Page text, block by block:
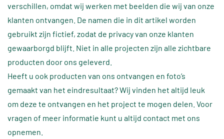
verschillen, omdat wij werken met beelden die wij van onze
klanten ontvangen. De namen die in dit artikel worden
gebruikt zijn fictief, zodat de privacy van onze klanten
gewaarborgd blijft. Niet in alle projecten zijn alle zichtbare
producten door ons geleverd.
Heeft u ook producten van ons ontvangen en foto’s
gemaakt van het eindresultaat? Wij vinden het altijd leuk
om deze te ontvangen en het project te mogen delen. Voor
vragen of meer informatie kunt u altijd contact met ons
opnemen.